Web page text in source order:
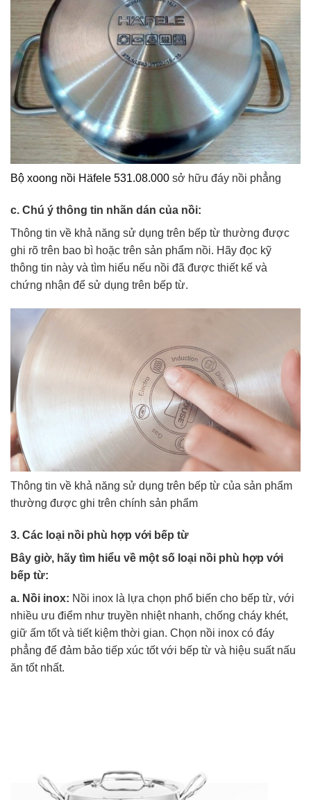
Bộ xoong nồi Häfele 531.08.000 sở hữu đáy nồi phẳng
c. Chú ý thông tin nhãn dán của nồi:
Thông tin về khả năng sử dụng trên bếp từ thường được
ghi rõ trên bao bì hoặc trên sản phẩm nồi. Hãy đọc kỹ
thông tin này và tìm hiểu nếu nồi đã được thiết kế và
chứng nhận để sử dụng trên bếp từ.
Thông tin về khả năng sử dụng trên bếp từ của sản phẩm
thường được ghi trên chính sản phẩm
3. Các loại nồi phù hợp với bếp từ
Bây giờ, hãy tìm hiểu về một số loại nồi phù hợp với
bếp từ:
a. Nồi inox: Nồi inox là lựa chọn phổ biến cho bếp từ, với
nhiều ưu điểm như truyền nhiệt nhanh, chống cháy khét,
giữ ấm tốt và tiết kiệm thời gian. Chọn nồi inox có đáy
phẳng để đảm bảo tiếp xúc tốt với bếp từ và hiệu suất nấu
ăn tốt nhất.